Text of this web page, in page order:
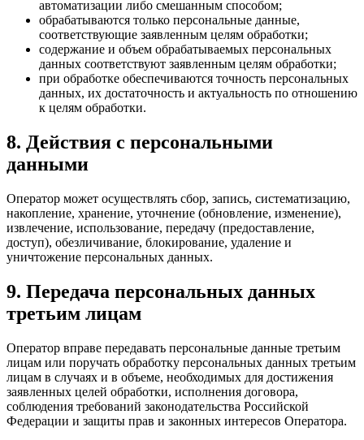
автоматизации либо смешанным способом;
обрабатываются только персональные данные,
соответствующие заявленным целям обработки;
содержание и объем обрабатываемых персональных
данных соответствуют заявленным целям обработки;
при обработке обеспечиваются точность персональных
данных, их достаточность и актуальность по отношению
к целям обработки.
8. Действия с персональными
данными
Оператор может осуществлять сбор, запись, систематизацию,
накопление, хранение, уточнение (обновление, изменение),
извлечение, использование, передачу (предоставление,
доступ), обезличивание, блокирование, удаление и
уничтожение персональных данных.
9. Передача персональных данных
третьим лицам
Оператор вправе передавать персональные данные третьим
лицам или поручать обработку персональных данных третьим
лицам в случаях и в объеме, необходимых для достижения
заявленных целей обработки, исполнения договора,
соблюдения требований законодательства Российской
Федерации и защиты прав и законных интересов Оператора.